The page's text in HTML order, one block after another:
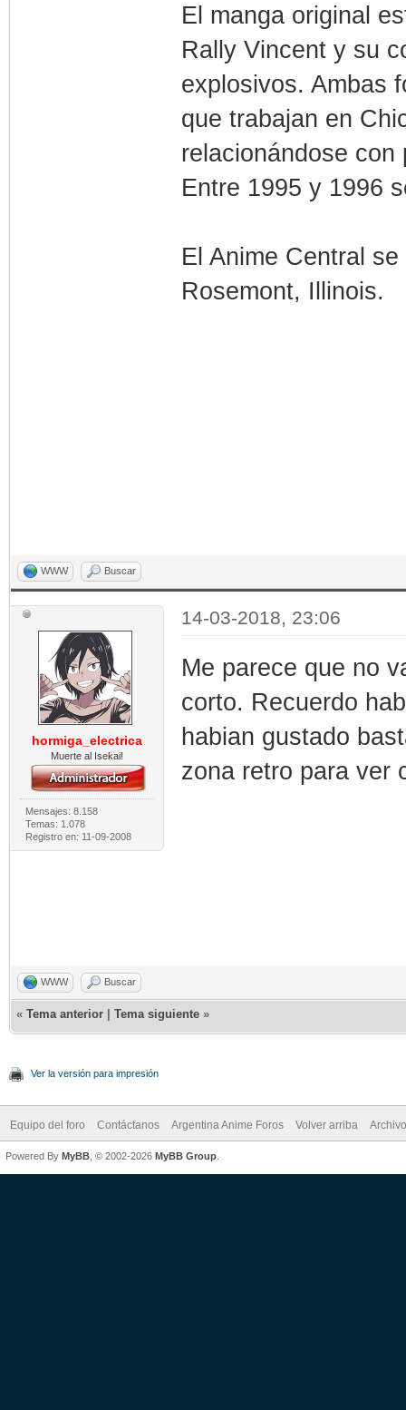
El manga original
Rally Vincent y su
explosivos. Ambas
que trabajan en
relacionándose
Entre 1995 y 1996
El Anime Central
Rosemont, Illinois.
WWW Buscar
hormiga_electrica
Muerte al Isekai!
Mensajes: 8.158
Temas: 1.078
Registro en: 11-09-2008
14-03-2018, 23:06
Me parece que no
corto. Recuerdo
habian gustado
zona retro para ver
WWW Buscar
« Tema anterior Tema siguiente »
Ver la versión para impresión
Equipo del foro Contáctanos Argentina Anime Foros Volver arriba
Powered By MyBB , © 2002-2026 MyBB Group